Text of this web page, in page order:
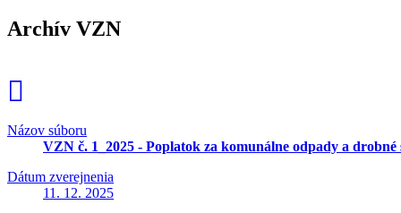
Archív VZN
Názov súboru
VZN č. 1_2025 - Poplatok za komunálne odpady a drobné
Dátum zverejnenia
11. 12. 2025